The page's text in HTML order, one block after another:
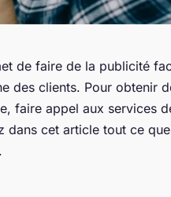
de faire de la publicité
des clients. Pour obtenir
faire appel aux services
dans cet article tout ce